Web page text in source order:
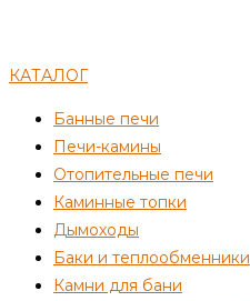
КАТАЛОГ
Банные печи
Печи-камины
Отопительные печи
Каминные топки
Дымоходы
Баки и теплообменники
Камни для бани